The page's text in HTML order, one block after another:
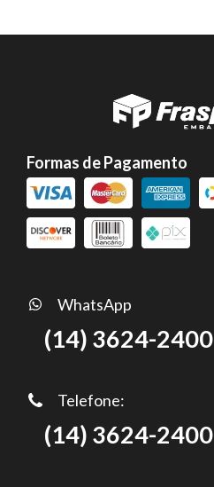
Formas de Pagamento
WhatsApp
(14) 3624-2400
Telefone:
(14) 3624-2400